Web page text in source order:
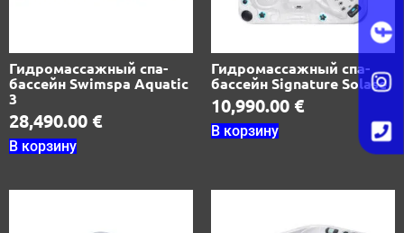
Гидромассажный спа-
бассейн Swimspa Aquatic
3
28,490.00 €
В корзину
Гидромассажный спа-
бассейн Signature Solase
10,990.00 €
В корзину